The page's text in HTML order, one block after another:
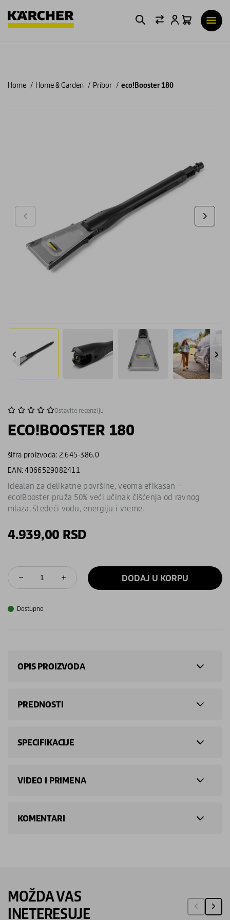
Home Home & Garden Pribor eco!Booster 180
Ostavite recenziju
ECO!BOOSTER 180
šifra proizvoda: 2.645-386.0
EAN: 4066529082411
Idealan za delikatne površine, veoma efikasan –
eco!Booster pruža 50% veći učinak čišćenja od ravnog
mlaza, štedeći vodu, energiju i vreme.
4.939,00 RSD
DODAJ U KORPU
Dostupno
OPIS PROIZVODA
PREDNOSTI
SPECIFIKACIJE
VIDEO I PRIMENA
KOMENTARI
MOŽDA VAS
INETERESUJE